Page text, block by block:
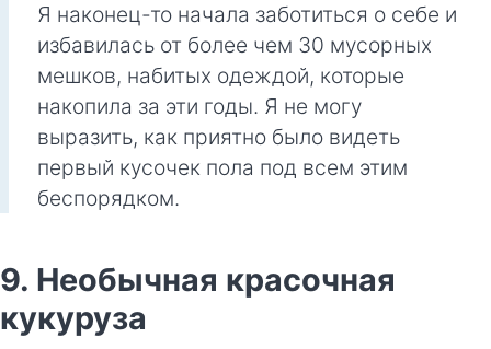
Я наконец-то начала заботиться о себе и
избавилась от более чем 30 мусорных
мешков, набитых одеждой, которые
накопила за эти годы. Я не могу
выразить, как приятно было видеть
первый кусочек пола под всем этим
беспорядком.
9. Необычная красочная
кукуруза